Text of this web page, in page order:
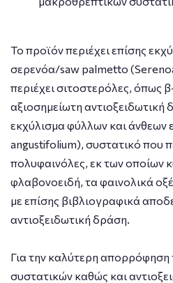
Το προϊόν περιέχει επίσης
σερενόα/saw palmetto
περιέχει σιτοστερόλες, όπως
αξιοσημείωτη αντιοξειδωτική
εκχύλισμα φύλλων και άνθεων
angustifolium), συστατικό που
πολυφαινόλες, εκ των οποίων
φλαβονοειδή, τα φαινολικά
με επίσης βιβλιογραφικά
αντιοξειδωτική δράση.
Για την καλύτερη απορρόφηση
συστατικών καθώς και